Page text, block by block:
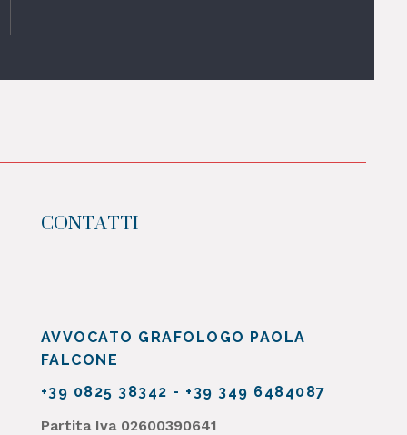
CONTATTI
AVVOCATO GRAFOLOGO PAOLA
FALCONE
+39 0825 38342 - +39 349 6484087
Partita Iva 02600390641